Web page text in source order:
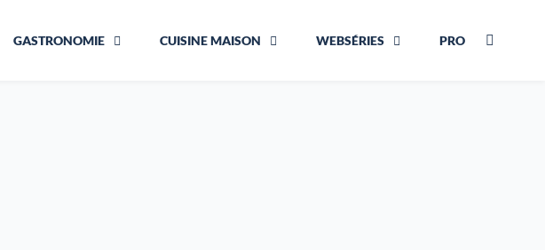
GASTRONOMIE CUISINE MAISON WEBSÉRIES PRO